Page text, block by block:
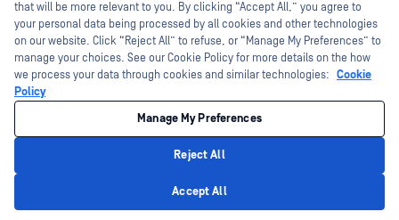
Technologie-Partner
Partner Programm
©2026 OPSWAT . Alle Rechte vorbehalten. OPSWAT, MetaDefender, Metascan,
MetaAccess, das OPSWAT , Trust no File. Trust No Device., OPSWAT , Protecting the
World's Critical Infrastructure, Deep CDR™ Technology, InQuest, das InQuest-Logo,
DFI, RetroHunt, Deep File Inspection und Join the Hunt sind Marken von OPSWAT .
Marken von Drittanbietern sind Eigentum ihrer jeweiligen Inhaber.
Cookie-Präferenzen verwalten
Entscheidungen zum Datenschutz in Kalifornien
that will be more relevant to you. By clicking “Accept All,” you agree to
your personal data being processed by all cookies and other technologies
on our website. Click “Reject All” to refuse, or “Manage My Preferences” to
manage your choices. See our Cookie Policy for more details on the how
we process your data through cookies and similar technologies: Cookie
Policy
Manage My Preferences
Reject All
Accept All